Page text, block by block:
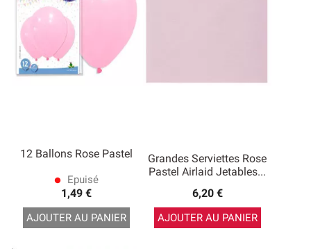
12 Ballons Rose Pastel
lens Epuisé
1,49 €
AJOUTER AU PANIER
Grandes Serviettes Rose
Pastel Airlaid Jetables...
6,20 €
AJOUTER AU PANIER